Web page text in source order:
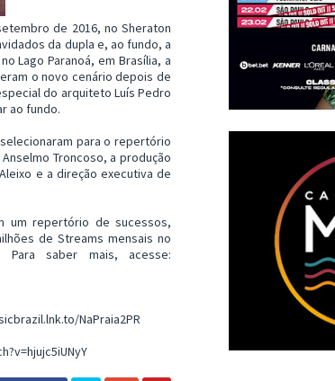
de 2016, no Sheraton
da dupla e, ao fundo, a
Lago Paranoá, em Brasília, a
o novo cenário depois de
do arquiteto Luís Pedro
ao fundo.
para o repertório
Troncoso, a produção
e a direção executiva de
um repertório de sucessos,
de Streams mensais no
saber mais, acesse:
NaPraia2PR